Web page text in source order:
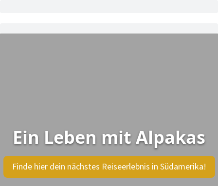
Ein Leben mit Alpakas
Finde hier dein nächstes Reiseerlebnis in Südamerika!